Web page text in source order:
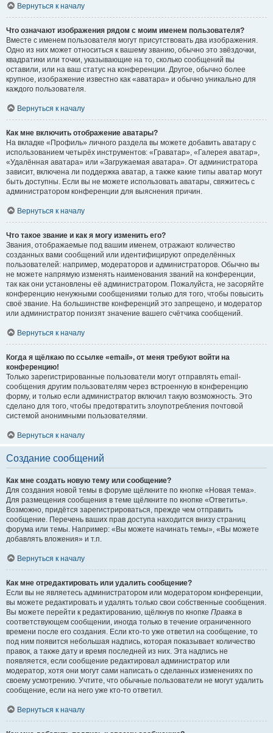
Вернуться к началу
Что означают изображения рядом с моим именем пользователя?
Вместе с именем пользователя могут присутствовать два изображения.
Одно из них может относиться к вашему званию, обычно это звёздочки,
квадратики или точки, указывающие на то, сколько сообщений вы
оставили, или на ваш статус на конференции. Другое, обычно более
крупное, изображение известно как «аватара» и обычно уникально для
каждого пользователя.
Вернуться к началу
Как мне включить отображение аватары?
На вкладке «Профиль» личного раздела вы можете добавить аватару с
использованием четырёх инструментов: «Граватар», «Галерея аватар»,
«Удалённая аватара» или «Загружаемая аватара». От администратора
зависит, включена ли поддержка аватар, а также какие типы аватар могут
быть доступны. Если вы не можете использовать аватары, свяжитесь с
администратором конференции для выяснения причин.
Вернуться к началу
Что такое звание и как я могу изменить его?
Звания, отображаемые под вашим именем, отражают количество
созданных вами сообщений или идентифицируют определённых
пользователей: например, модераторов и администраторов. Обычно вы
не можете напрямую изменять наименования званий на конференции,
так как они установлены её администратором. Пожалуйста, не засоряйте
конференцию ненужными сообщениями только для того, чтобы повысить
своё звание. На большинстве конференций это запрещено, и модератор
или администратор понизят значение вашего счётчика сообщений.
Вернуться к началу
Когда я щёлкаю по ссылке «email», от меня требуют войти на
конференцию!
Только зарегистрированные пользователи могут отправлять email-
сообщения другим пользователям через встроенную в конференцию
форму, и только если администратор включил такую возможность. Это
сделано для того, чтобы предотвратить злоупотребления почтовой
системой анонимными пользователями.
Вернуться к началу
Создание сообщений
Как мне создать новую тему или сообщение?
Для создания новой темы в форуме щёлкните по кнопке «Новая тема».
Для размещения сообщения в теме щёлкните по кнопке «Ответить».
Возможно, придётся зарегистрироваться, прежде чем отправить
сообщение. Перечень ваших прав доступа находится внизу страниц
форума или темы. Например: «Вы можете начинать темы», «Вы можете
добавлять вложения» и т.п.
Вернуться к началу
Как мне отредактировать или удалить сообщение?
Если вы не являетесь администратором или модератором конференции,
вы можете редактировать и удалять только свои собственные сообщения.
Вы можете перейти к редактированию, щёлкнув по кнопке Правка в
соответствующем сообщении, иногда только в течение ограниченного
времени после его создания. Если кто-то уже ответил на сообщение, то
под ним появится небольшая надпись, которая показывает количество
правок, а также дату и время последней из них. Эта надпись не
появляется, если сообщение редактировал администратор или
модератор, хотя они могут сами написать о сделанных изменениях по
своему усмотрению. Учтите, что обычные пользователи не могут удалить
сообщение, если на него уже кто-то ответил.
Вернуться к началу